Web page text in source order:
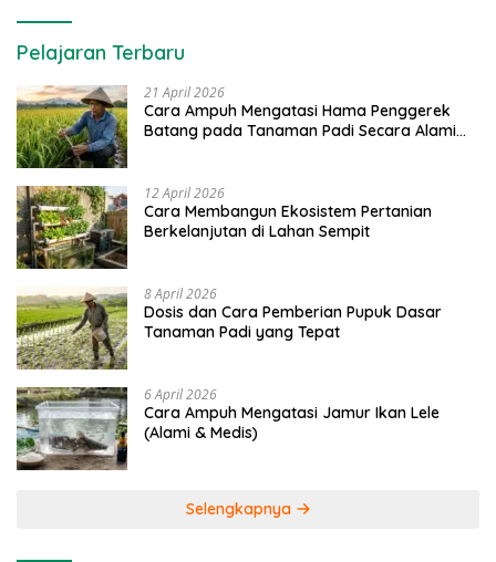
Pelajaran Terbaru
21 April 2026
Cara Ampuh Mengatasi Hama Penggerek
Batang pada Tanaman Padi Secara Alami
12 April 2026
Cara Membangun Ekosistem Pertanian
Berkelanjutan di Lahan Sempit
8 April 2026
Dosis dan Cara Pemberian Pupuk Dasar
Tanaman Padi yang Tepat
6 April 2026
Cara Ampuh Mengatasi Jamur Ikan Lele
(Alami & Medis)
Selengkapnya